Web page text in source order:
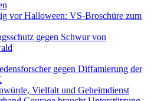
vor Halloween: VS-Broschüre zum
gegen Schwur von
gegen Diffamierung der
Vielfalt und Geheimdienst